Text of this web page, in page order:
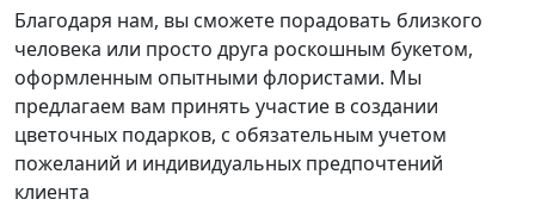
Благодаря нам, вы сможете порадовать близкого
человека или просто друга роскошным букетом,
оформленным опытными флористами. Мы
предлагаем вам принять участие в создании
цветочных подарков, с обязательным учетом
пожеланий и индивидуальных предпочтений
клиента